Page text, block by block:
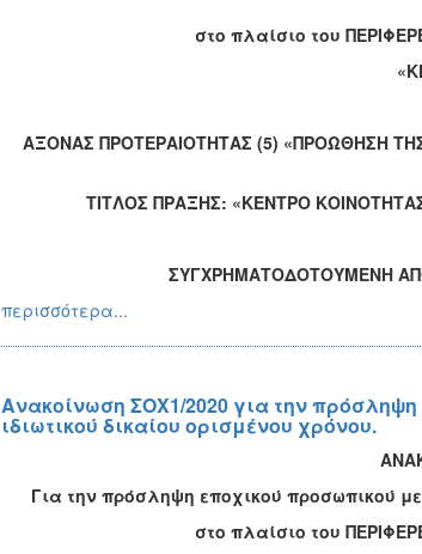
στο πλαίσιο του
ΑΞΟΝΑΣ ΠΡΟΤΕΡΑΙΟΤΗΤΑΣ (5) «ΠΡΟΩΘΗΣΗ
ΤΙΤΛΟΣ ΠΡΑΞΗΣ: «ΚΕΝΤΡΟ
ΣΥΓΧΡΗΜΑΤΟΔΟΤΟΥΜΕΝΗ ΑΠΟ ΤΟ
περισσότερα...
Ανακοίνωση ΣΟΧ1/2020 για την
ιδιωτικού δικαίου ορισμένου χρόνου.
Για την πρόσληψη εποχικού προσωπικού
στο πλαίσιο του